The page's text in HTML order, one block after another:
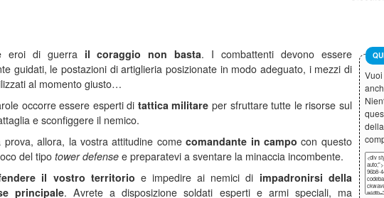
eroi di guerra il coraggio non basta. I combattenti devono essere
guidati, le postazioni di artiglieria posizionate in modo adeguato, i mezzi di
al momento giusto…
occorre essere esperti di tattica militare per sfruttare tutte le risorse sul
e sconfiggere il nemico.
prova, allora, la vostra attitudine comecomandante in campo con questo
del tipo tower defense e preparatevi a sventare la minaccia incombente.
il vostro territorio e impedire ai nemici di impadronirsi della
principale. Avrete a disposizione soldati esperti e armi speciali, ma